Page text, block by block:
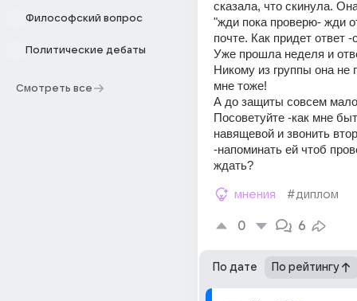
Философский вопрос
Политические дебаты
Смотреть все
сказала, что скинула.
"жди пока проверю- жди
почте. Как придет ответ
Уже прошла неделя и
Никому из группы она не
мне тоже!
А до защиты совсем
Посоветуйте -как мне
навящевой и звонить
-напоминать ей чтоб
ждать?
мнения #диплом
0 6
По дате По рейтингу